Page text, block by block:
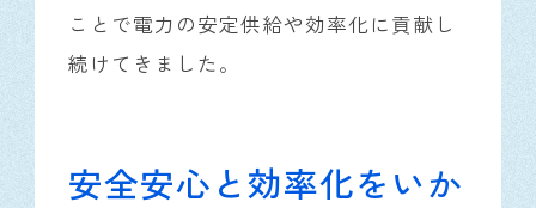
ことで電力の安定供給や効率化に貢献し
続けてきました。
安全安心と効率化をいか